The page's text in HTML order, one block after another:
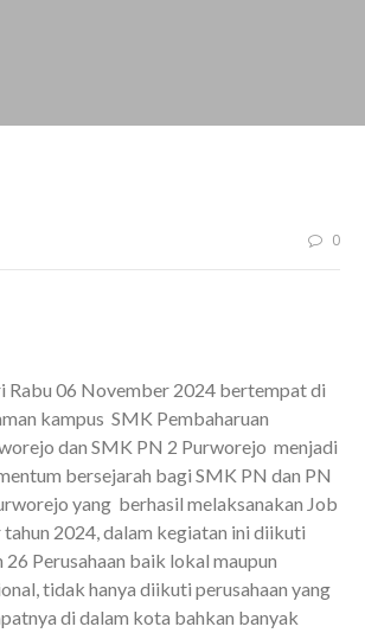
0
Rabu 06 November 2024 bertempat di
kampus SMK Pembaharuan
dan SMK PN 2 Purworejo menjadi
bersejarah bagi SMK PN dan PN
yang berhasil melaksanakan Job
tahun 2024, dalam kegiatan ini diikuti
26 Perusahaan baik lokal maupun
tidak hanya diikuti perusahaan yang
di dalam kota bahkan banyak